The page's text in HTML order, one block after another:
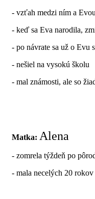
- vzťah medzi ním a
- keď sa Eva narodila,
- po návrate sa už o Evu
- nešiel na vysokú školu
- mal známosti, ale so
Matka: Alena
- zomrela týždeň po
- mala necelých 20 rokov